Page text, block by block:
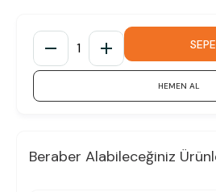
1
HEMEN AL
Beraber Alabileceğiniz